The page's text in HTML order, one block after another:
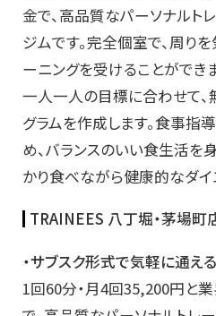
金で、高品質なパーソナルト
ジムです。完全個室で、周り
ーニングを受けることができ
一人一人の目標に合わせて、
グラムを作成します。食事指
め、バランスのいい食生活を
かり食べながら健康的なダイ
TRAINEES 八丁堀・茅場町
・サブスク形式で気軽に通える
1回60分・月4回35,200円と